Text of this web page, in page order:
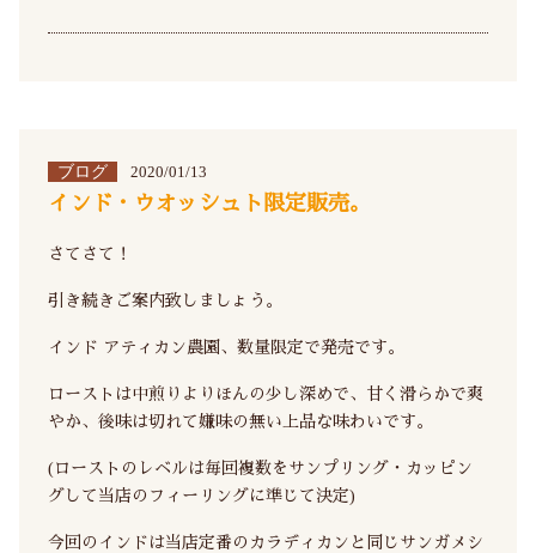
ブログ 2020/01/13
インド・ウオッシュト限定販売。
さてさて！
引き続きご案内致しましょう。
インド アティカン農園、数量限定で発売です。
ローストは中煎りよりほんの少し深めで、甘く滑らかで爽
やか、後味は切れて嫌味の無い上品な味わいです。
(ローストのレベルは毎回複数をサンプリング・カッピン
グして当店のフィーリングに準じて決定)
今回のインドは当店定番のカラディカンと同じサンガメシ